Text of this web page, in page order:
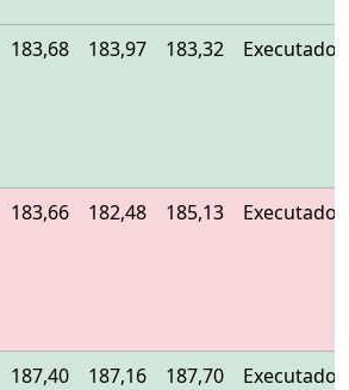
183,68 183,97 183,32 Executado
183,66 182,48 185,13 Executado
187,40 187,16 187,70 Executado